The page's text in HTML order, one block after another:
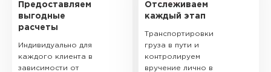
Предоставляем
выгодные
расчеты
Индивидуально для
каждого клиента в
зависимости от
Отслеживаем
каждый этап
Транспортировки
груза в пути и
контролируем
вручение лично в